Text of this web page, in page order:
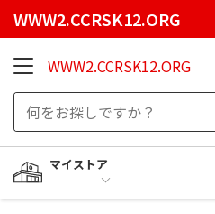
WWW2.CCRSK12.ORG
WWW2.CCRSK12.ORG
マイストア